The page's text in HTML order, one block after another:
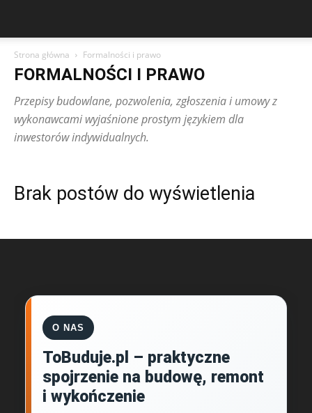
Strona główna Formalności i prawo
FORMALNOŚCI I PRAWO
Przepisy budowlane, pozwolenia, zgłoszenia i umowy z
wykonawcami wyjaśnione prostym językiem dla
inwestorów indywidualnych.
Brak postów do wyświetlenia
O NAS
ToBuduje.pl – praktyczne
spojrzenie na budowę, remont
i wykończenie